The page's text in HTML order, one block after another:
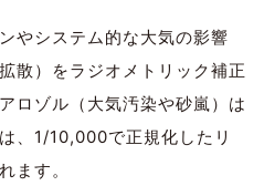
やシステム的な大気の影響
散）をラジオメトリック補正
ロゾル（大気汚染や砂嵐）は
、1/10,000で正規化したリ
ます。